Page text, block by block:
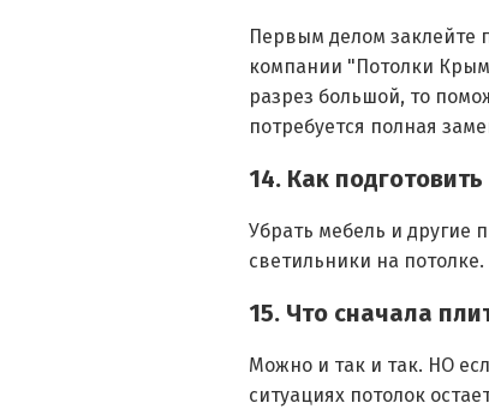
Первым делом заклейте
компании "Потолки
разрез большой, то
потребуется полная
14. Как
Убрать мебель и другие
светильники на потолке.
15. Что сначала
Можно и так и так. НО
ситуациях потолок